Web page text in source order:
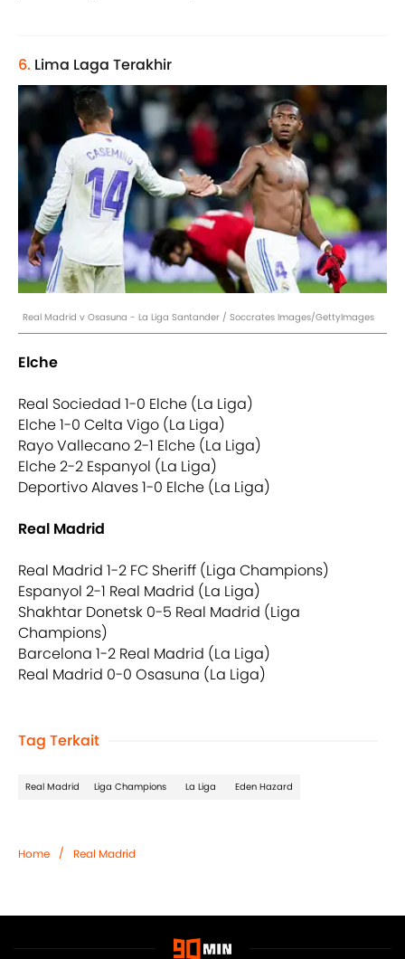
6. Lima Laga Terakhir
Real Madrid v Osasuna - La Liga Santander / Soccrates Images/GettyImages
Elche
Real Sociedad 1-0 Elche (La Liga)
Elche 1-0 Celta Vigo (La Liga)
Rayo Vallecano 2-1 Elche (La Liga)
Elche 2-2 Espanyol (La Liga)
Deportivo Alaves 1-0 Elche (La Liga)
Real Madrid
Real Madrid 1-2 FC Sheriff (Liga Champions)
Espanyol 2-1 Real Madrid (La Liga)
Shakhtar Donetsk 0-5 Real Madrid (Liga
Champions)
Barcelona 1-2 Real Madrid (La Liga)
Real Madrid 0-0 Osasuna (La Liga)
Tag Terkait
Real Madrid Liga Champions La Liga Eden Hazard
Home / Real Madrid